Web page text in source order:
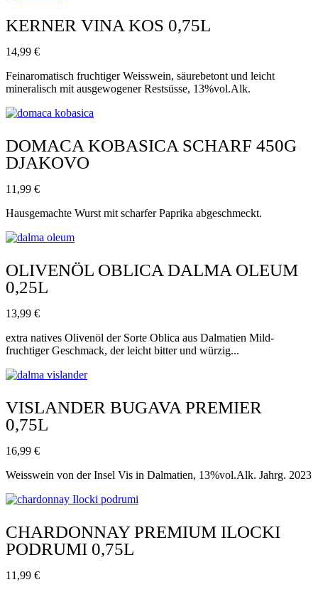
KERNER VINA KOS 0,75L
14,99 €
Feinaromatisch fruchtiger Weisswein, säurebetont und leicht
mineralisch mit ausgewogener Restsüsse, 13%vol.Alk.
DOMACA KOBASICA SCHARF 450G
DJAKOVO
11,99 €
Hausgemachte Wurst mit scharfer Paprika abgeschmeckt.
OLIVENÖL OBLICA DALMA OLEUM
0,25L
13,99 €
extra natives Olivenöl der Sorte Oblica aus Dalmatien Mild-
fruchtiger Geschmack, der leicht bitter und würzig...
VISLANDER BUGAVA PREMIER
0,75L
16,99 €
Weisswein von der Insel Vis in Dalmatien, 13%vol.Alk. Jahrg. 2023
CHARDONNAY PREMIUM ILOCKI
PODRUMI 0,75L
11,99 €